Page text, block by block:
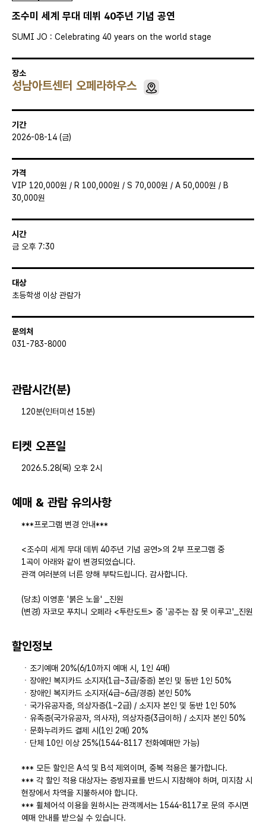
조수미 세계 무대 데뷔 40주년 기념 공연
SUMI JO : Celebrating 40 years on the world stage
장소
성남아트센터 오페라하우스
기간
2026-08-14 (금)
가격
VIP 120,000원 / R 100,000원 / S 70,000원 / A 50,000원 / B
30,000원
시간
금 오후 7:30
대상
초등학생 이상 관람가
문의처
031-783-8000
관람시간(분)
120분(인터미션 15분)
티켓 오픈일
2026.5.28(목) 오후 2시
예매 & 관람 유의사항
***프로그램 변경 안내***
<조수미 세계 무대 데뷔 40주년 기념 공연>의 2부 프로그램 중
1곡이 아래와 같이 변경되었습니다.
관객 여러분의 너른 양해 부탁드립니다. 감사합니다.
(당초) 이영훈 '붉은 노을' _진원
(변경) 자코모 푸치니 오페라 <투란도트> 중 '공주는 잠 못 이루고'_진원
할인정보
ㆍ조기예매 20%(6/10까지 예매 시, 1인 4매)
ㆍ장애인 복지카드 소지자(1급~3급/중증) 본인 및 동반 1인 50%
ㆍ장애인 복지카드 소지자(4급~6급/경증) 본인 50%
ㆍ국가유공자증, 의상자증(1~2급) / 소지자 본인 및 동반 1인 50%
ㆍ유족증(국가유공자, 의사자), 의상자증(3급이하) / 소지자 본인 50%
ㆍ문화누리카드 결제 시(1인 2매) 20%
ㆍ단체 10인 이상 25%(1544-8117 전화예매만 가능)
*** 모든 할인은 A석 및 B석 제외이며, 중복 적용은 불가합니다.
*** 각 할인 적용 대상자는 증빙자료를 반드시 지참해야 하며, 미지참 시
현장에서 차액을 지불하셔야 합니다.
*** 휠체어석 이용을 원하시는 관객께서는 1544-8117로 문의 주시면
예매 안내를 받으실 수 있습니다.